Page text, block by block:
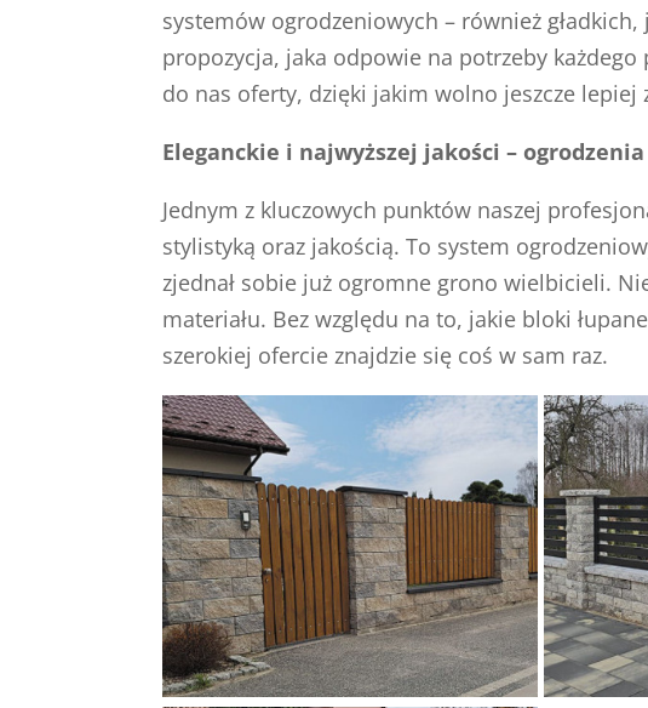
systemów ogrodzeniowych – również
propozycja, jaka odpowie na potrzeby
do nas oferty, dzięki jakim wolno jeszcze lepiej
Eleganckie i najwyższej jakości –
Jednym z kluczowych punktów naszej
stylistyką oraz jakością. To system
zjednał sobie już ogromne grono wielbicieli.
materiału. Bez względu na to, jakie bloki
szerokiej ofercie znajdzie się coś w sam raz.